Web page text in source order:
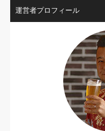
運営者プロフィール